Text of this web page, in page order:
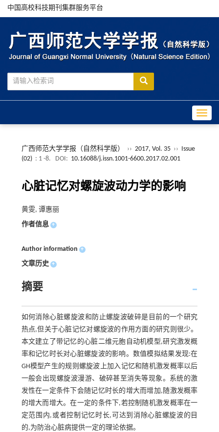
中国高校科技期刊集群服务平台
广西师范大学学报（自然科学版） ›› 2017, Vol. 35 ››
Issue
(02) : 1 -8. DOI: 10.16088/j.issn.1001-6600.2017.02.001
心脏记忆对螺旋波动力学的影响
黄雯, 谭惠丽
作者信息 +
Author information +
文章历史 +
摘要
如何消除心脏螺旋波和防止螺旋波破碎是目前的一个研究
热点,但关于心脏记忆对螺旋波的作用方面的研究则很少。
本文建立了带记忆的心脏二维元胞自动机模型,研究激发概
率和记忆时长对心脏螺旋波的影响。数值模拟结果发现:在
GH模型产生的规则螺旋波上加入记忆和随机激发概率以后
一般会出现螺旋波漫游、破碎甚至消失等现象。系统的激
发性在一定条件下会随记忆时长的增大而增加,随激发概率
的增大而增大。在一定的条件下,若控制随机激发概率在一
定范围内,或者控制记忆时长,可达到消除心脏螺旋波的目
的,为防治心脏病提供一定的理论依据。